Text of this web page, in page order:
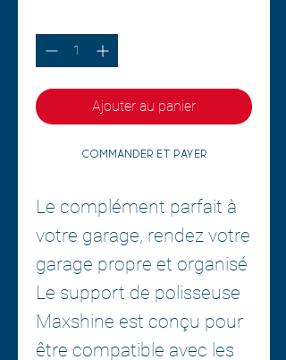
Ajouter au panier
Commander et payer
Le complément parfait à
votre garage, rendez votre
garage propre et organisé
Le support de polisseuse
Maxshine est conçu pour
être compatible avec les